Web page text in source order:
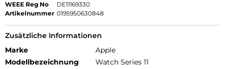
WEEE Reg No
DE11169330
Artikelnummer 0195950630848
Zusätzliche Informationen
Marke
Apple
Modellbezeichnung
Watch Series 11